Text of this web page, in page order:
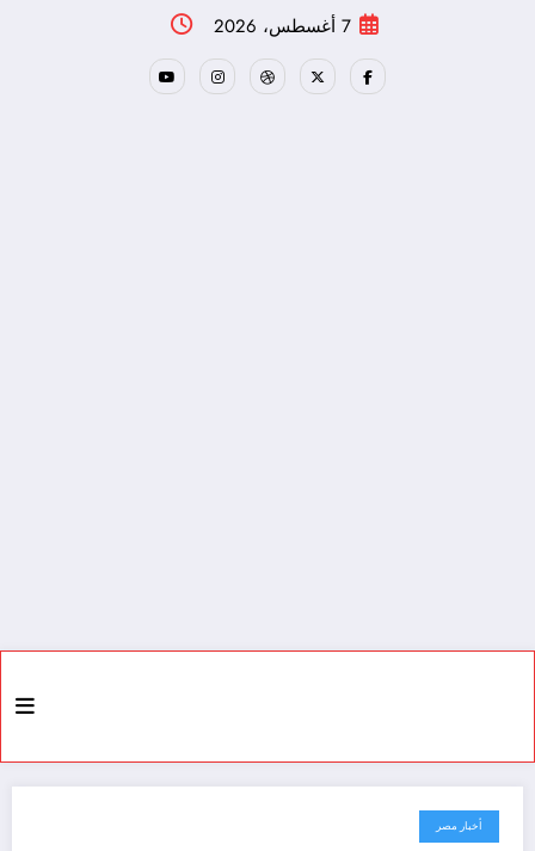
7 أغسطس، 2026
5 يناير، 2024
أخبار مصر